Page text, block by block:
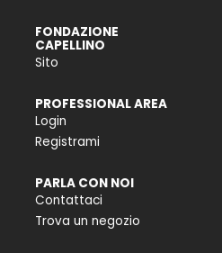
FONDAZIONE
CAPELLINO
Sito
PROFESSIONAL AREA
Login
Registrami
PARLA CON NOI
Contattaci
Trova un negozio